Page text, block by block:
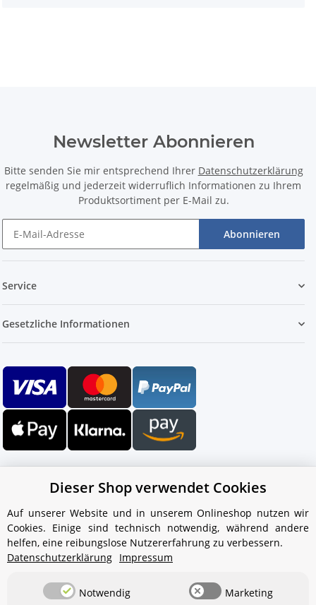
Newsletter Abonnieren
Bitte senden Sie mir entsprechend Ihrer Datenschutzerklärung
regelmäßig und jederzeit widerruflich Informationen zu Ihrem
Produktsortiment per E-Mail zu.
Abonnieren
Service
Gesetzliche Informationen
Ihr WhatsApp-Kontakt zum
Service Team
von Aquintos-Wasseraufbereitung
Dieser Shop verwendet Cookies
Auf unserer Website und in unserem Onlineshop nutzen wir
Cookies. Einige sind technisch notwendig, während andere
helfen, eine reibungslose Nutzererfahrung zu verbessern.
Datenschutzerklärung Impressum
Notwendig Marketing